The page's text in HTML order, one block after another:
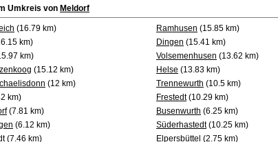
Umkreis von Meldorf
(16.79 km) Ramhusen (15.85 km)
km) Dingen (15.41 km)
km) Volsemenhusen (13.62 km)
(15.12 km) Helse (13.83 km)
(12 km) Trennewurth (10.5 km)
km) Frestedt(10.29 km)
(7.81 km) Busenwurth (6.25 km)
(6.12 km) Süderhastedt(10.25 km)
(7.46 km) Elpersbüttel (2.75 km)